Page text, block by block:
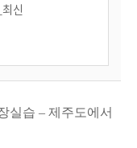
신
실습 – 제주도에서